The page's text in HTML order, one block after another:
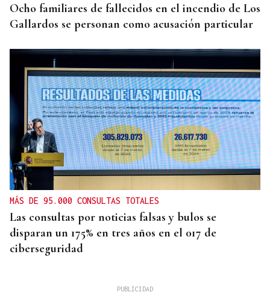
Ocho familiares de fallecidos en el incendio de Los
Gallardos se personan como acusación particular
MÁS DE 95.000 CONSULTAS TOTALES
Las consultas por noticias falsas y bulos se
disparan un 175% en tres años en el 017 de
ciberseguridad